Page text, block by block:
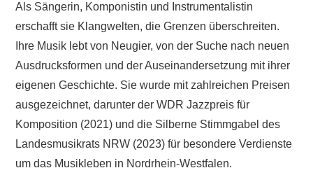
Als Sängerin, Komponistin und Instrumentalistin
erschafft sie Klangwelten, die Grenzen überschreiten.
Ihre Musik lebt von Neugier, von der Suche nach neuen
Ausdrucksformen und der Auseinandersetzung mit ihrer
eigenen Geschichte. Sie wurde mit zahlreichen Preisen
ausgezeichnet, darunter der WDR Jazzpreis für
Komposition (2021) und die Silberne Stimmgabel des
Landesmusikrats NRW (2023) für besondere Verdienste
um das Musikleben in Nordrhein-Westfalen.